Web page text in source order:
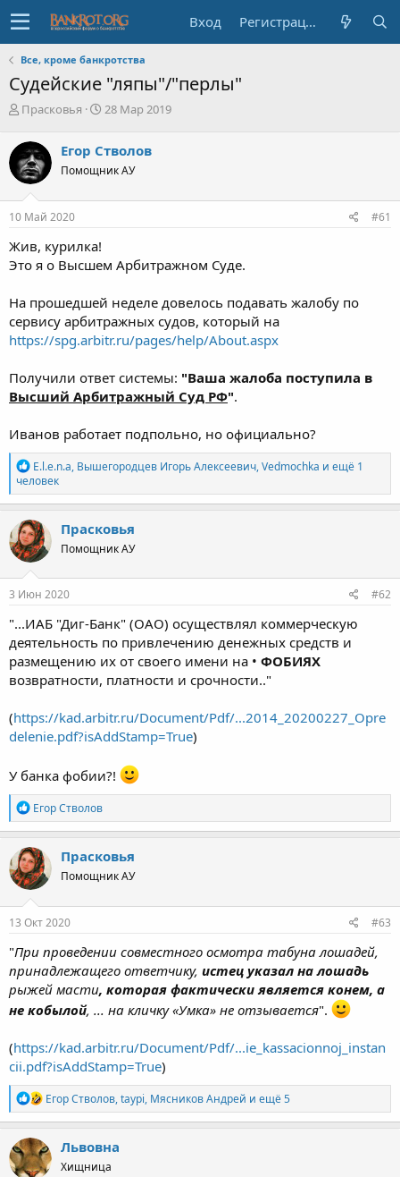
Вход Регистрация
Все, кроме банкротства
Судейские "ляпы"/"перлы"
А
т
о
р
т
е
м
Прасковья
Д
а
н
ч
28 Мар 2019
Егор Стволов
Помощник АУ
10 Май 2020 #61
Жив, курилка!
Это я о Высшем Арбитражном Суде.
На прошедшей неделе довелось подавать жалобу по
сервису арбитражных судов, который на
https://spg.arbitr.ru/pages/help/About.aspx
Получили ответ системы: "Ваша жалоба поступила в
Высший Арбитражный Суд РФ".
Иванов работает подпольно, но официально?
Р
е
а
к
ц
и
и
:
E.l.e.n.a, Вышегородцев Игорь Алексеевич,Vedmochka и ещё 1
человек
Прасковья
Помощник АУ
3 Июн 2020 #62
"...ИАБ "Диг-Банк" (ОАО) осуществлял коммерческую
деятельность по привлечению денежных средств и
размещению их от своего имени на • ФОБИЯХ
возвратности, платности и срочности.."
(https://kad.arbitr.ru/Document/Pdf/...2014_20200227_Opre
delenie.pdf?isAddStamp=True)
У банка фобии?!
Р
е
а
к
ц
и
и
:
Егор Стволов
Прасковья
Помощник АУ
13 Окт 2020 #63
"При проведении совместного осмотра табуна лошадей,
принадлежащего ответчику, истец указал на лошадь
рыжей масти, которая фактически является конем, а
не кобылой, ... на кличку «Умка» не отзывается".
(https://kad.arbitr.ru/Document/Pdf/...ie_kassacionnoj_instan
cii.pdf?isAddStamp=True)
Р
е
а
к
ц
и
Егор Стволов,taypi, Мясников Андрей и ещё 5
Львовна
Хищница